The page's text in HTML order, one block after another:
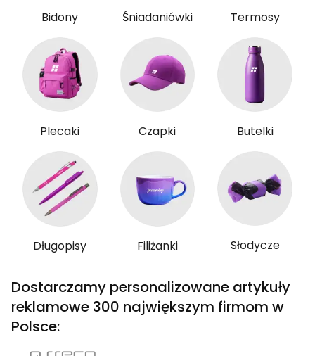
Bidony Śniadaniówki Termosy
Plecaki Czapki Butelki
Długopisy Filiżanki Słodycze
Dostarczamy personalizowane artykuły
reklamowe 300 największym firmom w
Polsce: